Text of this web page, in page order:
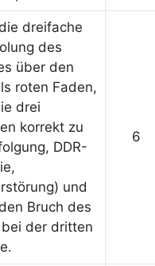
dreifache
des
über den
roten Faden,
drei
korrekt zu
DDR-
und
Bruch des
der dritten
6